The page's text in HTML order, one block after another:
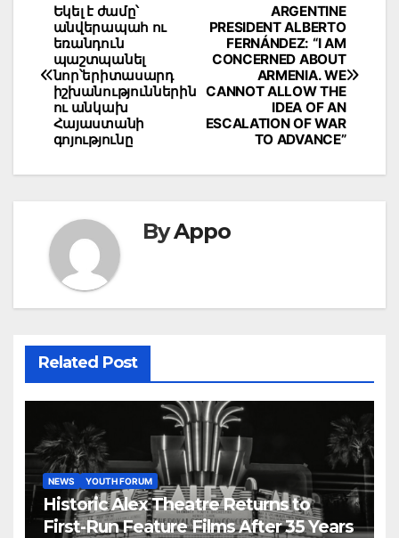
Post
navigation
ARGENTINE
PRESIDENT ALBERTO
FERNÁNDEZ: “I AM
CONCERNED ABOUT
ARMENIA. WE
CANNOT ALLOW THE
IDEA OF AN
ESCALATION OF WAR
TO ADVANCE”
Եկել է ժամը՝
անվերապահ ու
եռանդուն
պաշտպանել
նոր՝երիտասարդ
իշխանություններին
ու անկախ
Հայաստանի
գոյությունը
ByAppo
Related Post
NEWS YOUTH FORUM
Historic Alex Theatre Returns to
First-Run Feature Films After 35 Years